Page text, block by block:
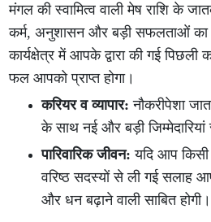
मंगल की स्वामित्व वाली मेष राशि के
कर्म, अनुशासन और बड़ी सफलताओं का
कार्यक्षेत्र में आपके द्वारा की गई
फल आपको प्राप्त होगा।
करियर व व्यापार: नौकरीपेशा
के साथ नई और बड़ी
पारिवारिक जीवन: यदि आप किसी
वरिष्ठ सदस्यों से ली गई सलाह
और धन बढ़ाने वाली साबित होगी।